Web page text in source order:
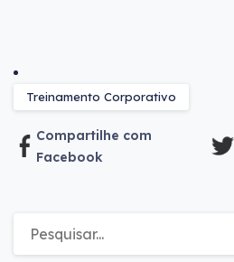
Treinamento Corporativo
Compartilhe com
Facebook